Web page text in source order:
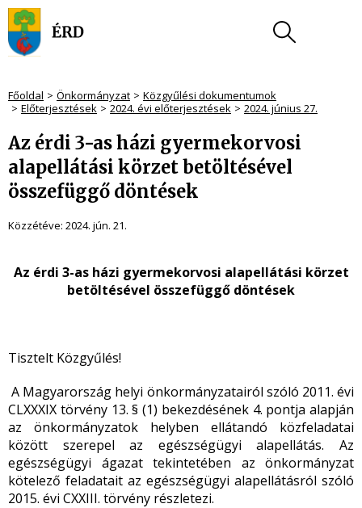
Főoldal Önkormányzat
Közgyűlési dokumentumok
Előterjesztések
2024. évi előterjesztések 2024. június 27.
Az érdi 3-as házi gyermekorvosi
alapellátási körzet betöltésével
összefüggő döntések
Közzétéve: 2024. jún. 21.
Az érdi 3-as házi gyermekorvosi alapellátási körzet
betöltésével összefüggő döntések
Tisztelt Közgyűlés!
A Magyarország helyi önkormányzatairól szóló 2011. évi
CLXXXIX törvény 13. § (1) bekezdésének 4. pontja alapján
az önkormányzatok helyben ellátandó közfeladatai
között szerepel az egészségügyi alapellátás. Az
egészségügyi ágazat tekintetében az önkormányzat
kötelező feladatait az egészségügyi alapellátásról szóló
2015. évi CXXIII. törvény részletezi.